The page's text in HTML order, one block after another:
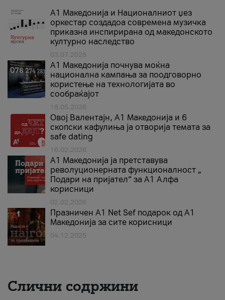
А1 Македонија и Националниот џез
оркестар создадоа современа музичка
приказна инспирирана од македонското
културно наследство
03.07.2026
A1 Македонија почнува моќна
национална кампања за поодговорно
користење на технологијата во
сообраќајот
18.05.2026
Овој Валентајн, A1 Македонија и 6
скопски кафулиња ја отворија темата за
safe dating
16.02.2026
А1 Македонија ја претставува
револуционерната функционалност „
Подари на пријател“ за А1 Алфа
корисници
02.02.2026
Празничен A1 Net Sеf подарок од А1
Македонија за сите корисници
04.12.2025
Слични содржини